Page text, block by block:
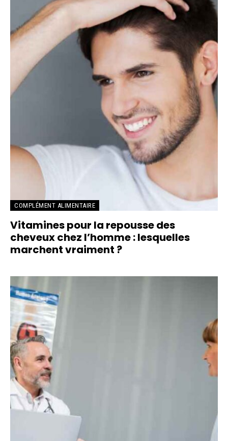
COMPLÉMENT ALIMENTAIRE
Vitamines pour la repousse des
cheveux chez l’homme : lesquelles
marchent vraiment ?